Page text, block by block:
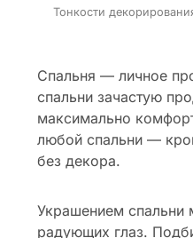
Тонкости
Спальня — личное
спальни зачастую
максимально
любой спальни —
без декора.
Украшением спальни
радующих глаз.